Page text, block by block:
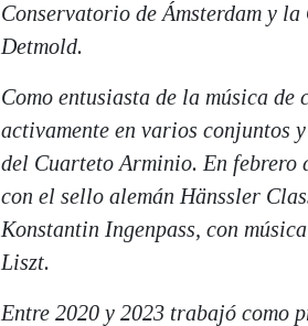
Conservatorio de Ámsterdam y la
Detmold.
Como entusiasta de la música
activamente en varios conjuntos
del Cuarteto Arminio. En febrero
con el sello alemán Hänssler
Konstantin Ingenpass, con
Liszt.
Entre 2020 y 2023 trabajó como